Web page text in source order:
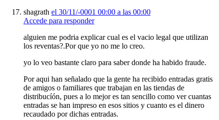
shagrath el 30/11/-0001 00:00 a las 00:00
Accede para responder
alguien me podria explicar cual es el vacio legal que utilizan
los reventas?.Por que yo no me lo creo.
yo lo veo bastante claro para saber donde ha habido fraude.
Por aqui han señalado que la gente ha recibido entradas gratis
de amigos o familiares que trabajan en las tiendas de
distribucíón, pues a lo mejor es tan sencillo como ver cuantas
entradas se han impreso en esos sitios y cuanto es el dinero
recaudado por dichas entradas.